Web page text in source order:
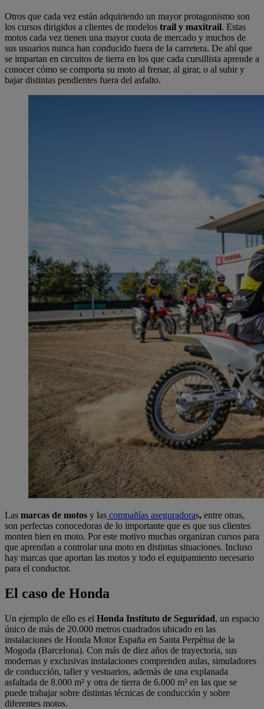
Otros que cada vez están adquiriendo un mayor protagonismo son
los cursos dirigidos a clientes de modelos trail y maxitrail. Estas
motos cada vez tienen una mayor cuota de mercado y muchos de
sus usuarios nunca han conducido fuera de la carretera. De ahí que
se impartan en circuitos de tierra en los que cada cursillista aprende a
conocer cómo se comporta su moto al frenar, al girar, o al subir y
bajar distintas pendientes fuera del asfalto.
Las marcas de motos y las compañías aseguradoras, entre otras,
son perfectas conocedoras de lo importante que es que sus clientes
monten bien en moto. Por este motivo muchas organizan cursos para
que aprendan a controlar una moto en distintas situaciones. Incluso
hay marcas que aportan las motos y todo el equipamiento necesario
para el conductor.
El caso de Honda
Un ejemplo de ello es el Honda Instituto de Seguridad, un espacio
único de más de 20.000 metros cuadrados ubicado en las
instalaciones de Honda Motor España en Santa Perpètua de la
Mogoda (Barcelona). Con más de diez años de trayectoria, sus
modernas y exclusivas instalaciones comprenden aulas, simuladores
de conducción, taller y vestuarios, además de una explanada
asfaltada de 8.000 m² y otra de tierra de 6.000 m² en las que se
puede trabajar sobre distintas técnicas de conducción y sobre
diferentes motos.